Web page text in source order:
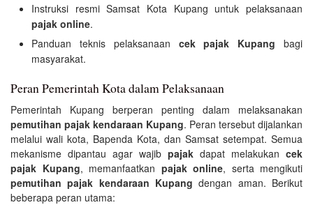
Instruksi resmi Samsat Kota Kupang untuk pelaksanaan
pajak online.
Panduan teknis pelaksanaan cek pajak Kupang bagi
masyarakat.
Peran Pemerintah Kota dalam Pelaksanaan
Pemerintah Kupang berperan penting dalam melaksanakan
pemutihan pajak kendaraan Kupang. Peran tersebut dijalankan
melalui wali kota, Bapenda Kota, dan Samsat setempat. Semua
mekanisme dipantau agar wajib pajak dapat melakukan cek
pajak Kupang, memanfaatkan pajak online, serta mengikuti
pemutihan pajak kendaraan Kupang dengan aman. Berikut
beberapa peran utama: